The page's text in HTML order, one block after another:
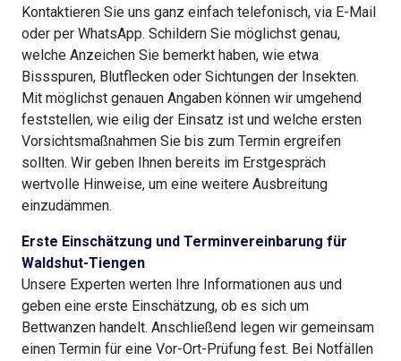
Kontaktieren Sie uns ganz einfach telefonisch, via E-Mail
oder per WhatsApp. Schildern Sie möglichst genau,
welche Anzeichen Sie bemerkt haben, wie etwa
Bissspuren, Blutflecken oder Sichtungen der Insekten.
Mit möglichst genauen Angaben können wir umgehend
feststellen, wie eilig der Einsatz ist und welche ersten
Vorsichtsmaßnahmen Sie bis zum Termin ergreifen
sollten. Wir geben Ihnen bereits im Erstgespräch
wertvolle Hinweise, um eine weitere Ausbreitung
einzudämmen.
Erste Einschätzung und Terminvereinbarung für
Waldshut-Tiengen
Unsere Experten werten Ihre Informationen aus und
geben eine erste Einschätzung, ob es sich um
Bettwanzen handelt. Anschließend legen wir gemeinsam
einen Termin für eine Vor-Ort-Prüfung fest. Bei Notfällen